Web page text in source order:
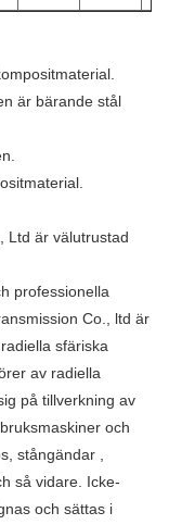
är bärande stål
Ltd är välutrustad
professionella
Co., ltd är
sfäriska
av radiella
på tillverkning av
och
stångändar ,
så vidare. Icke-
och sättas i